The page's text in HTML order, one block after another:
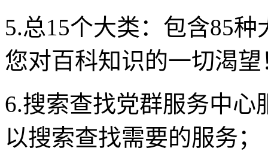
5.总15个大类：包含85
您对百科知识的一切渴望
6.搜索查找党群服务中
以搜索查找需要的服务；